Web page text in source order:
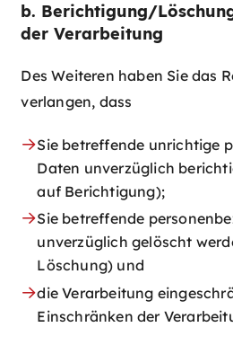
b. Berichtigung/
der Verarbeitung
Des Weiteren haben Sie das
verlangen, dass
Sie betreffende unrichtige
Daten unverzüglich
auf Berichtigung);
Sie betreffende
unverzüglich gelöscht
Löschung) und
die Verarbeitung
Einschränken der